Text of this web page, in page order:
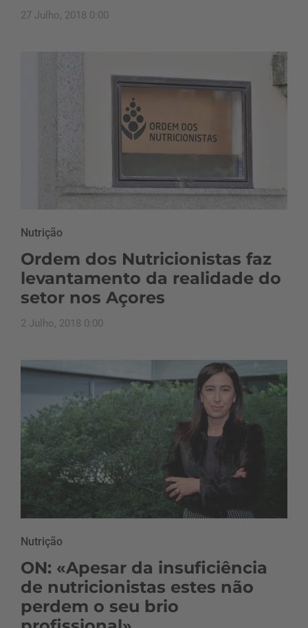
27 Julho, 2018 0:00
Nutrição
Ordem dos Nutricionistas faz
levantamento da realidade do
setor nos Açores
2 Julho, 2018 0:00
Nutrição
ON: «Apesar da insuficiência
de nutricionistas estes não
perdem o seu brio